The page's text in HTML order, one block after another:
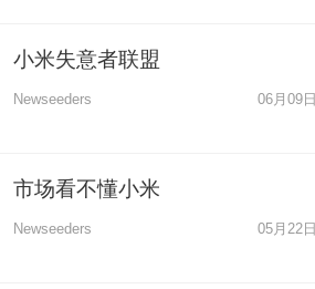
小米失意者联盟
Newseeders 06月09日
市场看不懂小米
Newseeders 05月22日